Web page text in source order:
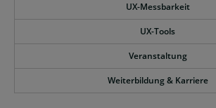
UX-Messbarkeit
UX-Tools
Veranstaltung
Weiterbildung & Karriere